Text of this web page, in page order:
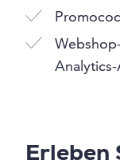
Erleben